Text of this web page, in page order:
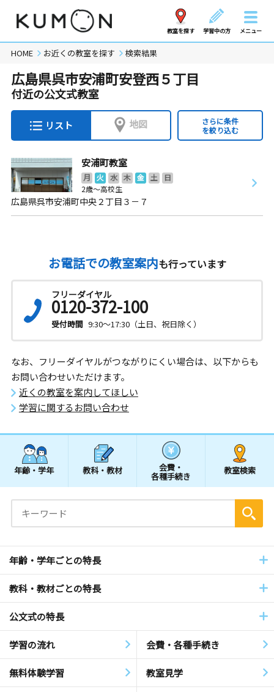
教室を探す 学習中の方 メニュー
HOME お近くの教室を探す 検索結果
広島県呉市安浦町安登西５丁目
付近の公文式教室
リスト 地図
さらに条件
を絞り込む
安浦町教室
月 火 水 木 金 土
日
2歳～高校生
広島県呉市安浦町中央２丁目３－７
お電話での教室案内も行っています
フリーダイヤル
0120-372-100
受付時間 9:30～17:30（土日、祝日除く）
なお、フリーダイヤルがつながりにくい場合は、以下からも
お問い合わせいただけます。
近くの教室を案内してほしい
学習に関するお問い合わせ
年齢・学年 教科・教材 会費・
各種手続き
教室検索
年齢・学年ごとの特長
教科・教材ごとの特長
公文式の特長
学習の流れ 会費・各種手続き
無料体験学習 教室見学